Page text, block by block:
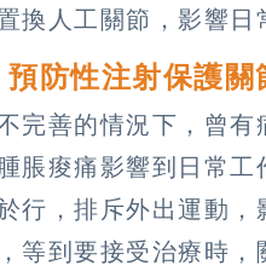
換人工關節，影響日
防性注射保護關
完善的情況下，曾
脹痠痛影響到日常
行，排斥外出運動
等到要接受治療時，